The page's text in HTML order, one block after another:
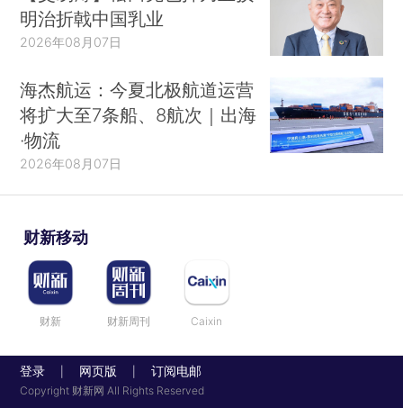
明治折戟中国乳业
2026年08月07日
海杰航运：今夏北极航道运营
将扩大至7条船、8航次｜出海
·物流
2026年08月07日
财新移动
财新 财新周刊 Caixin
登录 网页版 订阅电邮
Copyright 财新网 All Rights Reserved